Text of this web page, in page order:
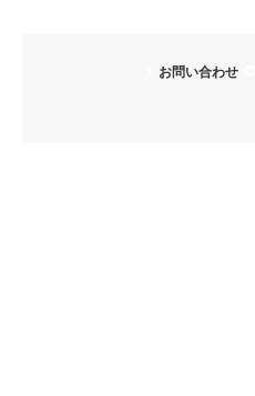
お問い合わせ